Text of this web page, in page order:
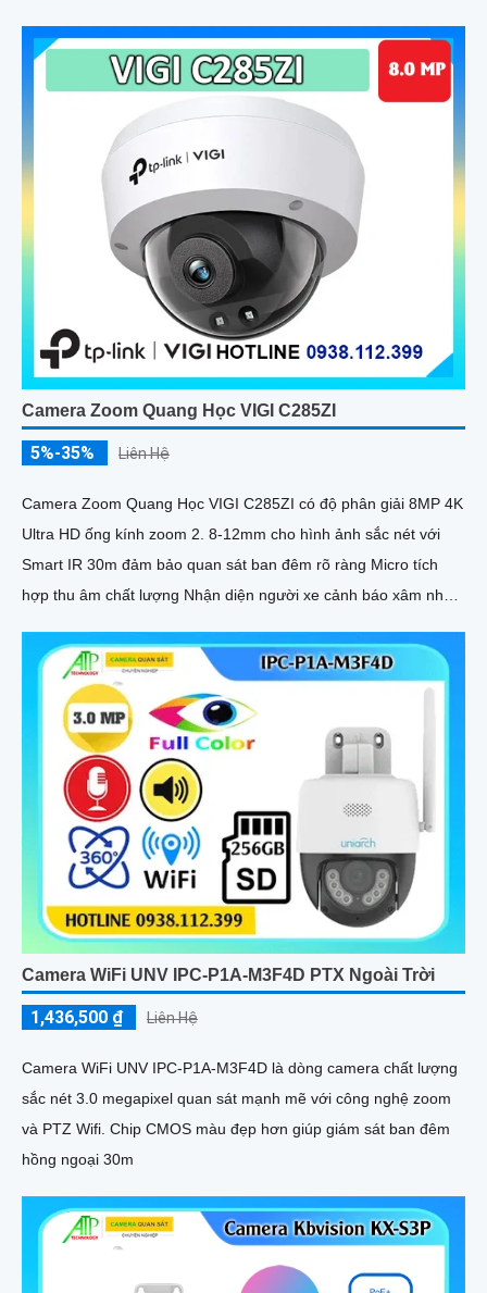
Camera Zoom Quang Học VIGI C285ZI
5%-35% Liên Hệ
Camera Zoom Quang Học VIGI C285ZI có độ phân giải 8MP 4K
Ultra HD ống kính zoom 2. 8-12mm cho hình ảnh sắc nét với
Smart IR 30m đảm bảo quan sát ban đêm rõ ràng Micro tích
hợp thu âm chất lượng Nhận diện người xe cảnh báo xâm nhập
Camera WiFi UNV IPC-P1A-M3F4D PTX Ngoài Trời
1,436,500 ₫ Liên Hệ
Camera WiFi UNV IPC-P1A-M3F4D là dòng camera chất lượng
sắc nét 3.0 megapixel quan sát mạnh mẽ với công nghệ zoom
và PTZ Wifi. Chip CMOS màu đẹp hơn giúp giám sát ban đêm
hồng ngoại 30m